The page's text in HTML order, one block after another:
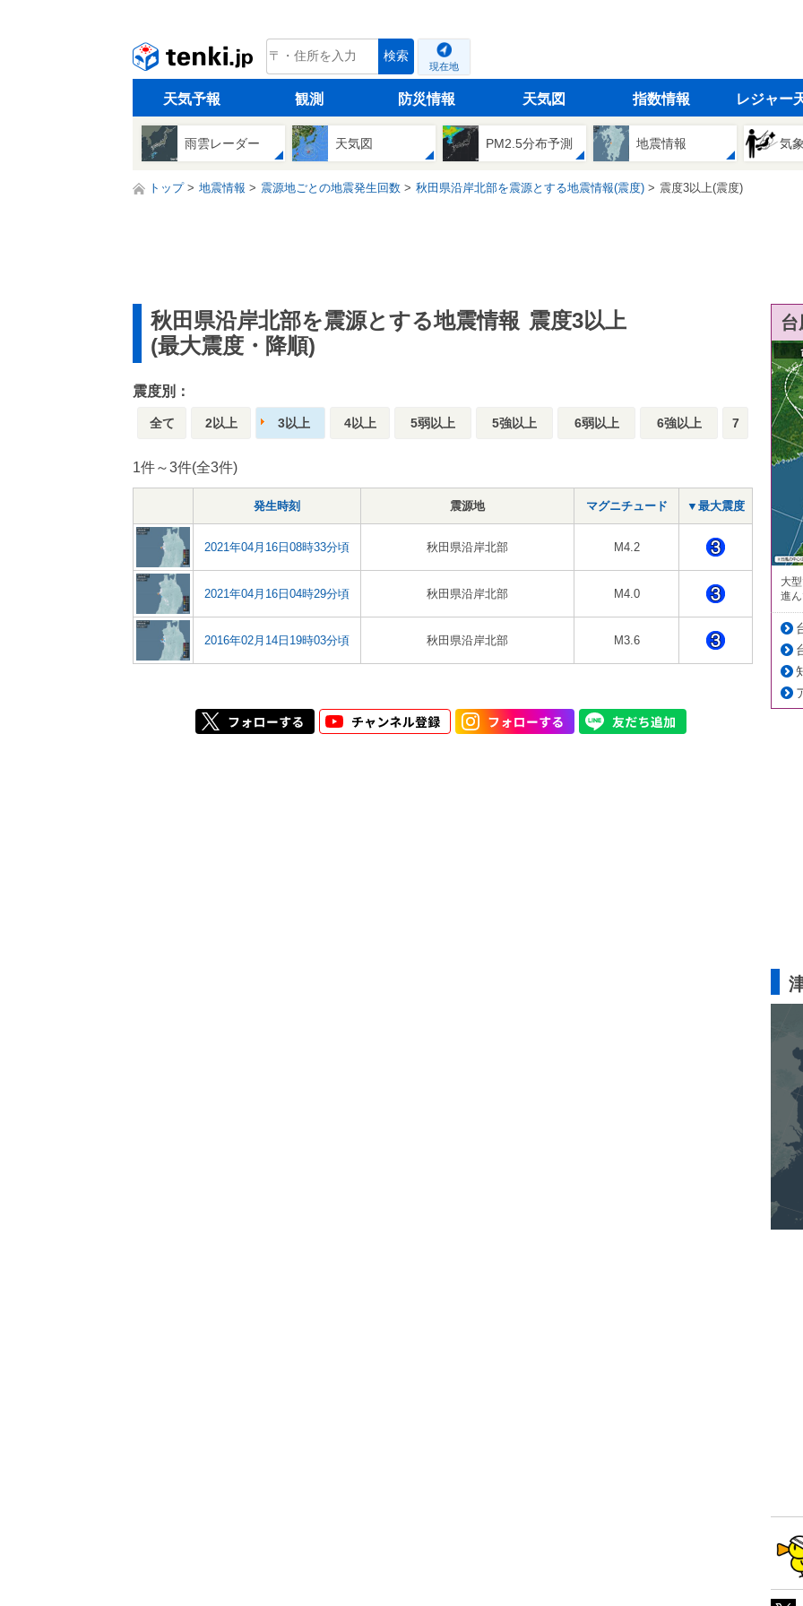
tenki.jp 検索
現在地
天気予報 観測 防災情報 天気図 指数情報 レジャー
雨雲レーダー 天気図 PM2.5分布予測 地震情報 気
トップ 地震情報 震源地ごとの地震発生回数 秋田県沿岸北部を震源とする地震情報(震度) 震度3以上(震度)
秋田県沿岸北部を震源とする地震情報 震度3以上
(最大震度・降順)
震度別：
全て 2以上 3以上 4以上 5弱以上 5強以上 6弱以上 6強以上 7
1件～3件(全3件)
発生時刻 震源地 マグニチュード ▼最大震度
2021年04月16日08時33分頃 秋田県沿岸北部 M4.2
2021年04月16日04時29分頃 秋田県沿岸北部 M4.0
2016年02月14日19時03分頃 秋田県沿岸北部 M3.6
大
進